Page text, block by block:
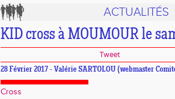
ACTUALITÉS
KID cross à MOUMOUR le
Tweet
28 Février 2017 - Valérie SARTOLOU (webmaster
Cross